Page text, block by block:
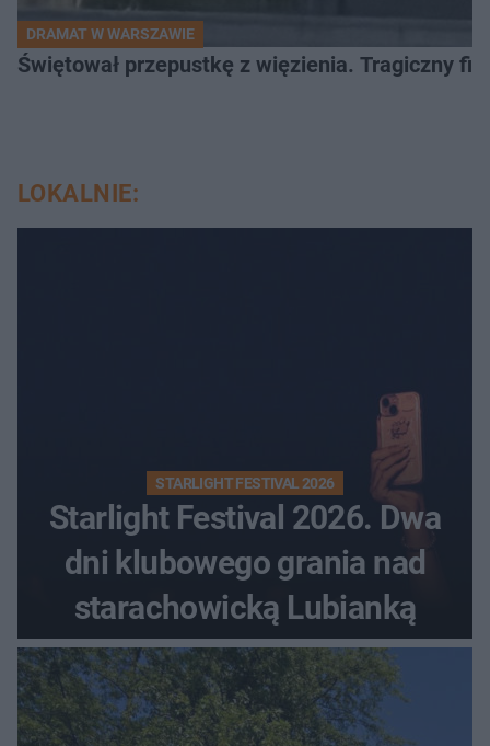
DRAMAT W WARSZAWIE
Świętował przepustkę z więzienia. Tragiczny
LOKALNIE:
STARLIGHT FESTIVAL 2026
Starlight Festival 2026. Dwa
dni klubowego grania nad
starachowicką Lubianką